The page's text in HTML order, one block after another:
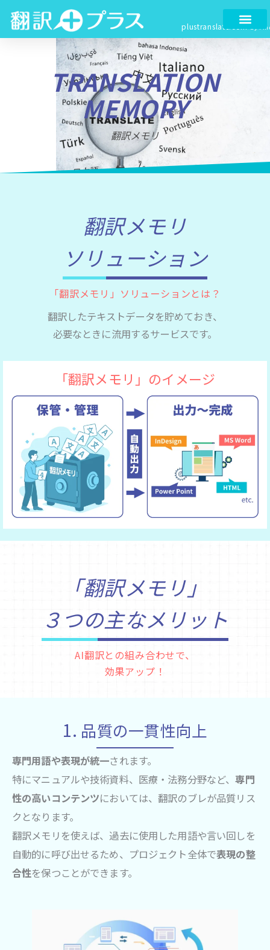
を
plustranslate.comby
TRANSLATION
MEMORY
翻訳メモリ
翻訳メモリ
ソリューション
「翻訳メモリ」ソリューションとは？
翻訳したテキストデータを貯めておき、
必要なときに流用するサービスです。
「翻訳メモリ」のイメージ
「翻訳メモリ」
３つの主なメリット
AI翻訳との組み合わせで、
効果アップ！
1. 品質の一貫性向上
専門用語や表現が統一されます。
特にマニュアルや技術資料、医療・法務分野など、専門
性の高いコンテンツにおいては、翻訳のブレが品質リス
クとなります。
翻訳メモリを使えば、過去に使用した用語や言い回しを
自動的に呼び出せるため、プロジェクト全体で表現の整
合性を保つことができます。